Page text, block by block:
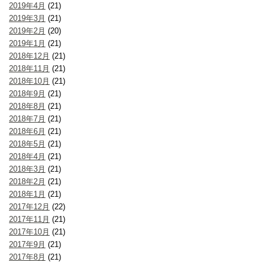
2019年4月 (21)
2019年3月 (21)
2019年2月 (20)
2019年1月 (21)
2018年12月 (21)
2018年11月 (21)
2018年10月 (21)
2018年9月 (21)
2018年8月 (21)
2018年7月 (21)
2018年6月 (21)
2018年5月 (21)
2018年4月 (21)
2018年3月 (21)
2018年2月 (21)
2018年1月 (21)
2017年12月 (22)
2017年11月 (21)
2017年10月 (21)
2017年9月 (21)
2017年8月 (21)